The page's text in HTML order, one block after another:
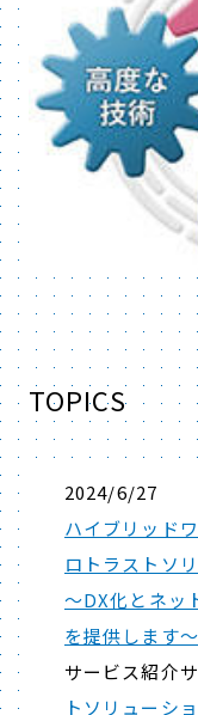
TOPICS
2024/6/27
ハイブリッド
ロトラストソ
～DX化とネッ
を提供します～
サービス紹
トソリューショ